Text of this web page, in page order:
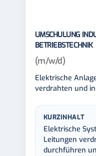
UMSCHULUNG
BETRIEBSTECHNIK
(m/w/d)
Elektrische
verdrahten und
KURZINHALT
Elektrische
Leitungen
durchführen